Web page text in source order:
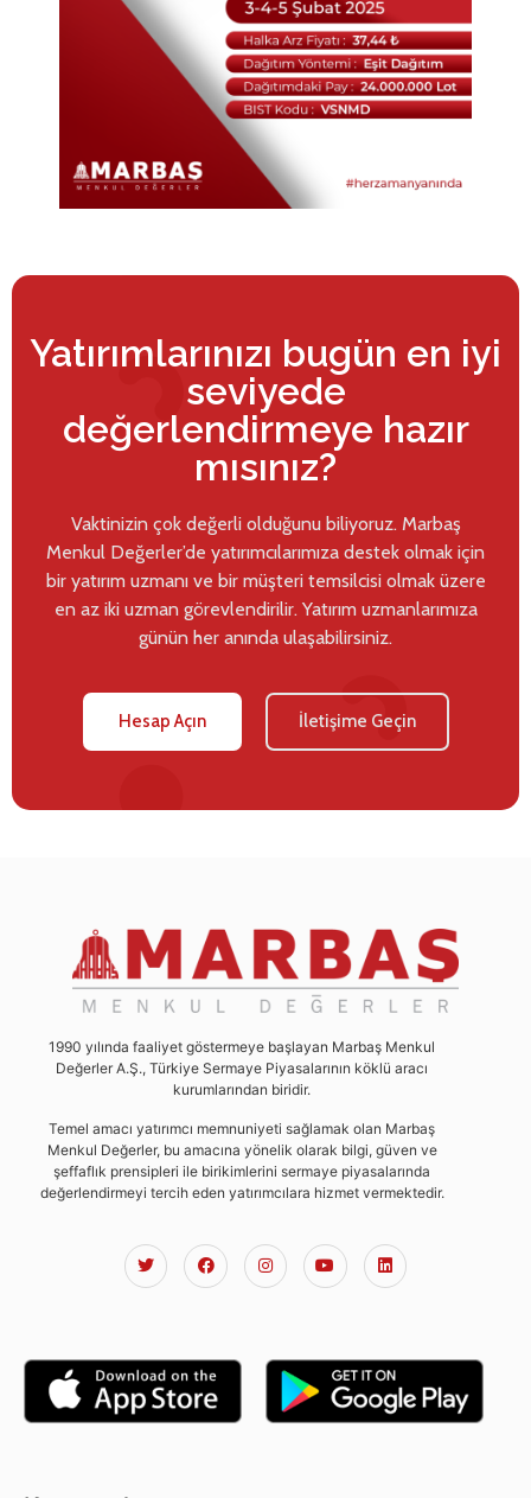
Yatırımlarınızı bugün en iyi
seviyede
değerlendirmeye hazır
mısınız?
Vaktinizin çok değerli olduğunu biliyoruz. Marbaş
Menkul Değerler’de yatırımcılarımıza destek olmak için
bir yatırım uzmanı ve bir müşteri temsilcisi olmak üzere
en az iki uzman görevlendirilir. Yatırım uzmanlarımıza
günün her anında ulaşabilirsiniz.
Hesap Açın İletişime Geçin
1990 yılında faaliyet göstermeye başlayan Marbaş Menkul
Değerler A.Ş., Türkiye Sermaye Piyasalarının köklü aracı
kurumlarından biridir.
Temel amacı yatırımcı memnuniyeti sağlamak olan Marbaş
Menkul Değerler, bu amacına yönelik olarak bilgi, güven ve
şeffaflık prensipleri ile birikimlerini sermaye piyasalarında
değerlendirmeyi tercih eden yatırımcılara hizmet vermektedir.